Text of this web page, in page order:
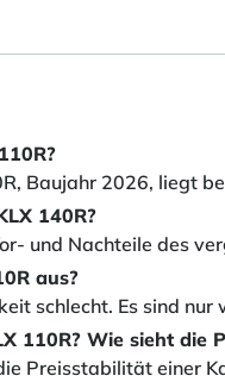
Baujahr 2026, liegt
140R?
und Nachteile des
aus?
schlecht. Es sind
110R? Wie sieht die
Preisstabilität einer